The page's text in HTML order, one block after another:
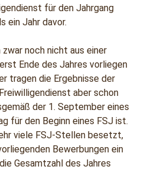
für den Jahrgang
ein Jahr davor.
noch nicht aus einer
Ende des Jahres vorliegen
tragen die Ergebnisse der
aber schon
der 1. September eines
für den Beginn eines FSJ ist.
viele FSJ-Stellen besetzt,
Bewerbungen ein
Gesamtzahl des Jahres